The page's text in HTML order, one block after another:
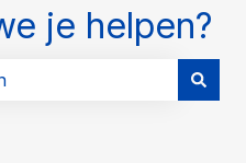
je helpen?